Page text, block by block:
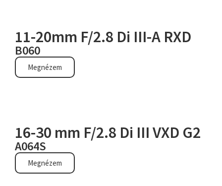
11-20mm F/2.8 Di III-A RXD
B060
Megnézem
16-30 mm F/2.8 Di III VXD G2
A064S
Megnézem